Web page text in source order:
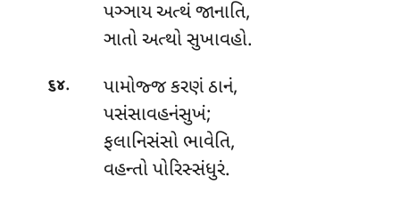
પઞ્ઞાય અત્થં જાનાતિ,
ઞાતો અત્થો સુખાવહો.
૬૪. પામોજ્જકરણં ઠાનં,
પસંસાવહનંસુખં;
ફલાનિસંસો ભાવેતિ,
વહન્તો પોરિસ્સંધુરં.